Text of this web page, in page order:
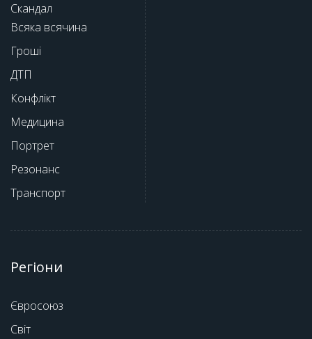
Скандал
Всяка всячина
Гроші
ДТП
Конфлікт
Медицина
Портрет
Резонанс
Транспорт
Регіони
Євросоюз
Світ